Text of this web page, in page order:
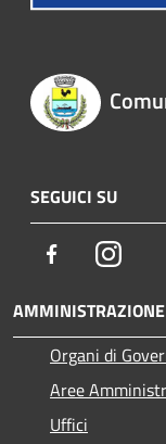
SEGUICI SU
Facebook
AMMINISTRAZIONE
Organi di
Aree
Uffici